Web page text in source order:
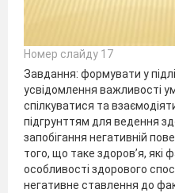
Номер слайду 17
Завдання: формувати у
усвідомлення важливості
спілкуватися та
підгрунттям для ведення
запобігання негативній
того, що таке здоров’я,
особливості здорового
негативне ставлення до